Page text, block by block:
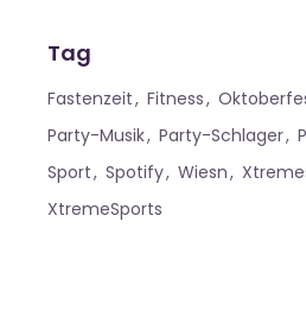
Tag
Fastenzeit Fitness
Party-Musik
Party-Schlager
Sport
Spotify Wiesn
XtremeSports